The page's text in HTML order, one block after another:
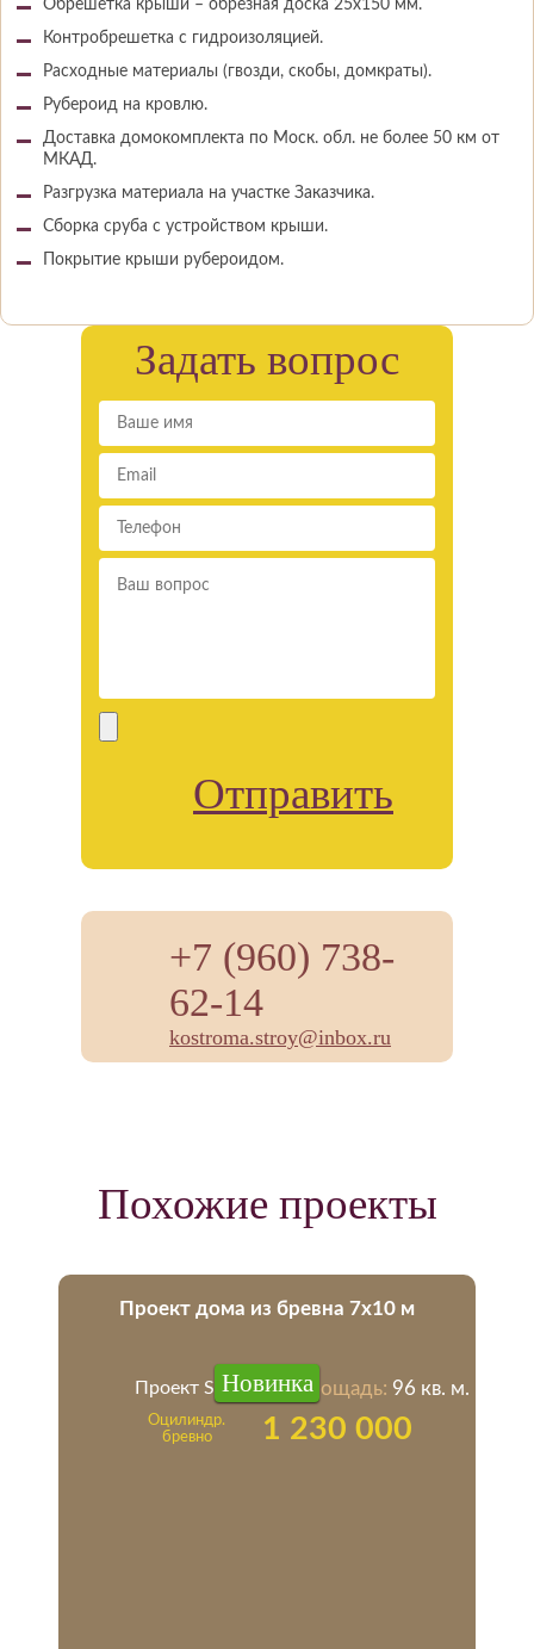
Обрешетка крыши – обрезная доска 25х150 мм.
Контробрешетка с гидроизоляцией.
Расходные материалы (гвозди, скобы, домкраты).
Рубероид на кровлю.
Доставка домокомплекта по Моск. обл. не более 50 км от
МКАД.
Разгрузка материала на участке Заказчика.
Сборка сруба с устройством крыши.
Покрытие крыши рубероидом.
Задать вопрос
Отправить
+7 (960) 738-
62-14
kostroma.stroy@inbox.ru
Похожие проекты
Проект дома из бревна 7х10 м
Проект SD-1 Площадь: 96 кв. м.
Оцилиндр.
бревно
1 230 000
Новинка